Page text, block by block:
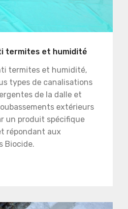
termites et humidité
termites et humidité,
types de canalisations
de la dalle et
extérieurs
un produit spécifique
répondant aux
Biocide.